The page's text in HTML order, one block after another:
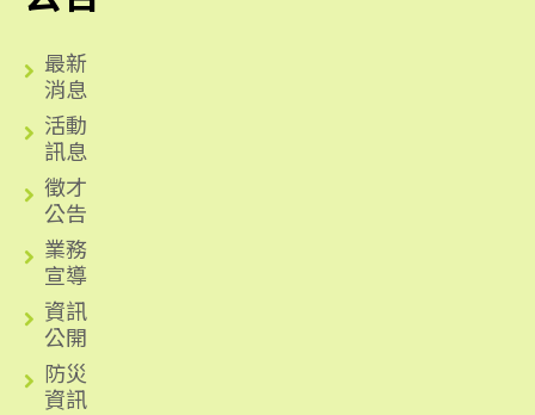
最新
消息
活動
訊息
徵才
公告
業務
宣導
資訊
公開
防災
資訊